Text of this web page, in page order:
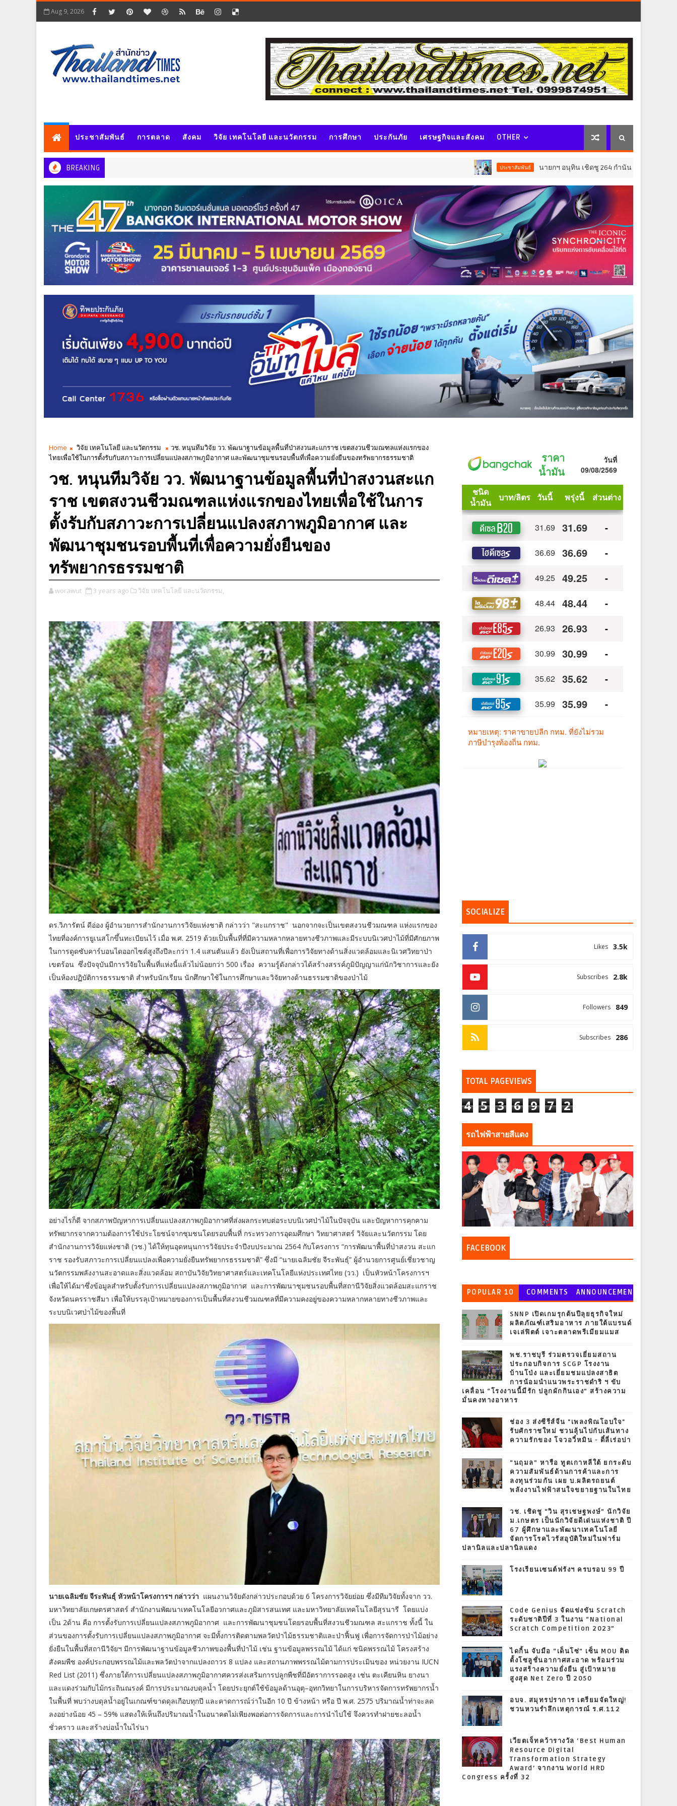
Aug 9, 2026
ประชาสัมพันธ์ การตลาด สังคม วิจัย เทคโนโลยี และนวัตกรรม การศึกษา ประกันภัย เศรษฐกิจและสังคม OTHER
BREAKING ประชาสัมพันธ์ นายกฯ อนุทิน เชิดชู 264 กำนัน ผู้ใหญ่บ้านยอดเยี่ยม มอบแหนบท
Home วิจัย เทคโนโลยี และนวัตกรรม
วช. หนุนทีมวิจัย วว. พัฒนาฐานข้อมูลพื้นที่ป่าสงวนสะแกราช เขตสงวนชีวมณฑลแห่งแรกของ
ไทยเพื่อใช้ในการตั้งรับกับสภาวะการเปลี่ยนแปลงสภาพภูมิอากาศ และพัฒนาชุมชนรอบพื้นที่เพื่อความยั่งยืนของทรัพยากรธรรมชาติ
วช. หนุนทีมวิจัย วว. พัฒนาฐานข้อมูลพื้นที่ป่าสงวนสะแก
ราช เขตสงวนชีวมณฑลแห่งแรกของไทยเพื่อใช้ในการ
ตั้งรับกับสภาวะการเปลี่ยนแปลงสภาพภูมิอากาศ และ
พัฒนาชุมชนรอบพื้นที่เพื่อความยั่งยืนของ
ทรัพยากรธรรมชาติ
worawut 3 years ago วิจัย เทคโนโลยี และนวัตกรรม,
ดร.วิภารัตน์ ดีอ่อง ผู้อำนวยการสำนักงานการวิจัยแห่งชาติ กล่าวว่า "สะแกราช" นอกจากจะเป็นเขตสงวนชีวมณฑล แห่งแรกของ
ไทยที่องค์การยูเนสโกขึ้นทะเบียนไว้ เมื่อ พ.ศ. 2519 ด้วยเป็นพื้นที่ที่มีความหลากหลายทางชีวภาพและมีระบบนิเวศป่าไม้ที่มีศักยภาพ
ในการดูดซับคาร์บอนไดออกไซด์สูงถึงปีละกว่า 1.4 แสนตันแล้ว ยังเป็นสถานที่เพื่อการวิจัยทางด้านสิ่งแวดล้อมและนิเวศวิทยาป่า
เขตร้อน ซึ่งปัจจุบันมีการวิจัยในพื้นที่แห่งนี้แล้วไม่น้อยกว่า 500 เรื่อง ความรู้ดังกล่าวได้สร้างสรรค์ภูมิปัญญาแก่นักวิชาการและยัง
เป็นห้องปฏิบัติการธรรมชาติ สำหรับนักเรียน นักศึกษาใช้ในการศึกษาและวิจัยทางด้านธรรมชาติของป่าไม้
อย่างไรก็ดี จากสภาพปัญหาการเปลี่ยนแปลงสภาพภูมิอากาศที่ส่งผลกระทบต่อระบบนิเวศป่าไม้ในปัจจุบัน และปัญหาการคุกคาม
ทรัพยากรจากความต้องการใช้ประโยชน์จากชุมชนโดยรอบพื้นที่ กระทรวงการอุดมศึกษา วิทยาศาสตร์ วิจัยและนวัตกรรม โดย
สำนักงานการวิจัยแห่งชาติ (วช.) ได้ให้ทุนอุดหนุนการวิจัยประจำปีงบประมาณ 2564 กับโครงการ “การพัฒนาพื้นที่ป่าสงวน สะแก
ราช รองรับสภาวะการเปลี่ยนแปลงเพื่อความยั่งยืนทรัพยากรธรรมชาติ” ซึ่งมี “นายเฉลิมชัย จีระพันธุ์” ผู้อำนวยการศูนย์เชี่ยวชาญ
นวัตกรรมพลังงานสะอาดและสิ่งแวดล้อม สถาบันวิจัยวิทยาศาสตร์และเทคโนโลยีแห่งประเทศไทย (วว.) เป็นหัวหน้าโครงการฯ
เพื่อให้ได้มาซึ่งข้อมูลสำหรับตั้งรับการเปลี่ยนแปลงสภาพภูมิอากาศ และการพัฒนาชุมชนรอบพื้นที่สถานีวิจัยสิ่งแวดล้อมสะแกราช
จังหวัดนครราชสีมา เพื่อให้บรรลุเป้าหมายของการเป็นพื้นที่สงวนชีวมณฑลที่มีความคงอยู่ของความหลากหลายทางชีวภาพและ
ระบบนิเวศป่าไม้ของพื้นที่
นายเฉลิมชัย จีระพันธุ์ หัวหน้าโครงการฯ กล่าวว่า แผนงานวิจัยดังกล่าวประกอบด้วย 6 โครงการวิจัยย่อย ซึ่งมีทีมวิจัยทั้งจาก วว.
มหาวิทยาลัยเกษตรศาสตร์ สำนักงานพัฒนาเทคโนโลยีอวกาศและภูมิสารสนเทศ และมหาวิทยาลัยเทคโนโลยีสุรนารี โดยแบ่ง
เป็น 2ด้าน คือ การตั้งรับการเปลี่ยนแปลงสภาพภูมิอากาศ และการพัฒนาชุมชนโดยรอบพื้นที่สงวนชีวมณฑล สะแกราช ทั้งนี้ ใน
ส่วนของการตั้งรับการเปลี่ยนแปลงสภาพภูมิอากาศ จะมีทั้งการติดตามพลวัตป่าไม้ธรรมชาติและป่าฟื้นฟู เพื่อการจัดการป่าไม้อย่าง
ยั่งยืนในพื้นที่สถานีวิจัยฯ มีการพัฒนาฐานข้อมูลชีวภาพของพื้นที่ป่าไม้ เช่น ฐานข้อมูลพรรณไม้ ได้แก่ ชนิดพรรณไม้ โครงสร้าง
สังคมพืช องค์ประกอบพรรณไม้และพลวัตป่าจากแปลงถาวร 8 แปลง และสถานภาพพรรณไม้ตามการประเมินของ หน่วยงาน IUCN
Red List (2011) ซึ่งภายใต้การเปลี่ยนแปลงสภาพภูมิอากาศควรส่งเสริมการปลูกพืชที่มีอัตราการรอดสูง เช่น ตะเคียนหิน ยางนา
และแดงร่วมกับไม้กระถินณรงค์ มีการประมาณงบดุลน้ำ โดยประยุกต์ใช้ข้อมูลด้านอุตุ–อุทกวิทยาในการบริหารจัดการทรัพยากรน้ำ
ในพื้นที่ พบว่างบดุลน้ำอยู่ในเกณฑ์ขาดดุลเกือบทุกปี และคาดการณ์ว่าในอีก 10 ปี ข้างหน้า หรือ ปี พ.ศ. 2575 ปริมาณน้ำท่าจะลด
ลงอย่างน้อย 45 – 59% แสดงให้เห็นถึงปริมาณน้ำในอนาคตไม่เพียงพอต่อการจัดการและการนำไปใช้ จึงควรทำฝายชะลอน้ำ
ชั่วคราว และสร้างบ่อน้ำในไร่นา
SOCIALIZE
3.5k
Likes
2.8k
Subscribes
849
Followers
286
Subscribes
TOTAL PAGEVIEWS
4 5 3 6 9 7 2
รถไฟฟ้าสายสีแดง
FACEBOOK
POPULAR 10 COMMENTS
ANNOUNCEMEN
T
SNNP เปิดเกมรุกต้นปีลุยธุรกิจใหม่
ผลิตภัณฑ์เสริมอาหาร ภายใต้แบรนด์
เจเล่ฟิตต์ เจาะตลาดพรีเมียมแมส
พช.ราชบุรี ร่วมตรวจเยี่ยมสถาน
ประกอบกิจการ SCGP โรงงาน
บ้านโป่ง และเยี่ยมชมแปลงสาธิต
การน้อมนำแนวพระราชดำริ ฯ ขับ
เคลื่อน “โรงงานนี้มีรัก ปลูกผักกินเอง” สร้างความ
มั่นคงทางอาหาร
ช่อง 3 ส่งซีรีส์จีน "เพลงพิณโอบใจ"
รับศักราชใหม่ ชวนลุ้นไปกับเส้นทาง
ความรักของ โจวอวี๋หมิน - ตี๋ลี่เร่อปา
“นฤมล” หารือ ทูตเกาหลีใต้ ยกระดับ
ความสัมพันธ์ด้านการค้าและการ
ลงทุนร่วมกัน เผย บ.ผลิตรถยนต์
พลังงานไฟฟ้าสนใจขยายฐานในไทย
วช. เชิดชู “วิน สุรเชษฐพงษ์” นักวิจัย
ม.เกษตร เป็นนักวิจัยดีเด่นแห่งชาติ ปี
67 ผู้ศึกษาและพัฒนาเทคโนโลยี
จัดการโรคไวรัสอุบัติใหม่ในฟาร์ม
ปลานิลและปลานิลแดง
โรงเรียนเซนต์ฟรังฯ ครบรอบ 99 ปี
Code Genius จัดแข่งขัน Scratch
ระดับชาติปีที่ 3 ในงาน “National
Scratch Competition 2023”
ไดกิ้น จับมือ “เด็นโซ่” เซ็น MOU ติด
ตั้งโซลูชั่นอากาศสะอาด พร้อมร่วม
แรงสร้างความยั่งยืน สู่เป้าหมาย
สูงสุด Net Zero ปี 2050
อบจ. สมุทรปราการ เตรียมจัดใหญ่!
ชวนหวนรำลึกเหตุการณ์ ร.ศ.112
เวียตเจ็ทคว้ารางวัล ‘Best Human
Resource Digital
Transformation Strategy
Award’ จากงาน World HRD
Congress ครั้งที่ 32